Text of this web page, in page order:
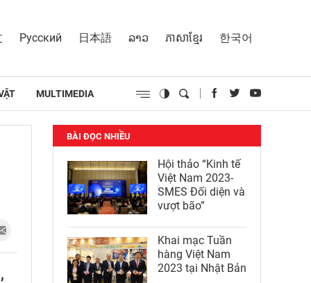
Русский 日本語 ລາວ ភាសាខ្មែរ 한국어
MULTIMEDIA
BÀI ĐỌC NHIỀU
Hội thảo “Kinh tế
Việt Nam 2023-
SMES Đối diện và
vượt bão”
Khai mạc Tuần
hàng Việt Nam
2023 tại Nhật Bản